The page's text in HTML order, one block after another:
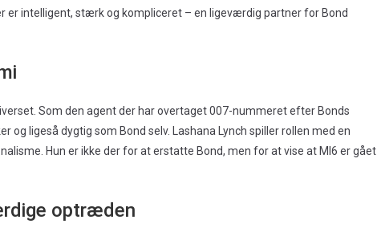
er intelligent, stærk og kompliceret – en ligeværdig partner for Bond
Som den agent der har overtaget 007-nummeret efter Bonds
og ligeså dygtig som Bond selv. Lashana Lynch spiller rollen med en
Hun er ikke der for at erstatte Bond, men for at vise at MI6 er gået
optræden